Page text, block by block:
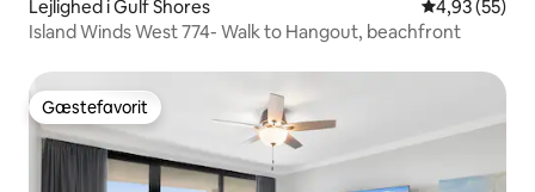
Lejlighed i Gulf Shores 4,93 ud af 5 i
4,93 (55)
Island Winds West 774- Walk to Hangout, beachfront
Gæstefavorit
Gæstefavorit